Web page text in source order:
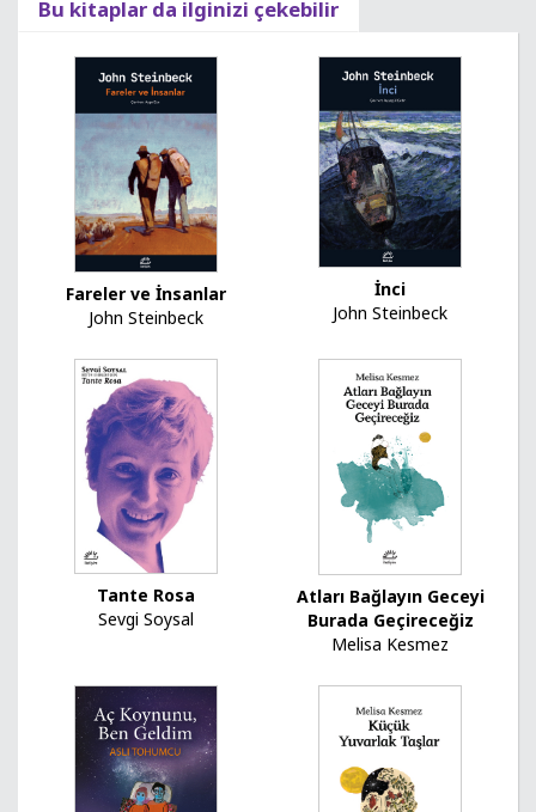
Bu kitaplar da ilginizi çekebilir
Fareler ve İnsanlar
John Steinbeck
İnci
John Steinbeck
Tante Rosa
Sevgi Soysal
Atları Bağlayın Geceyi
Burada Geçireceğiz
Melisa Kesmez